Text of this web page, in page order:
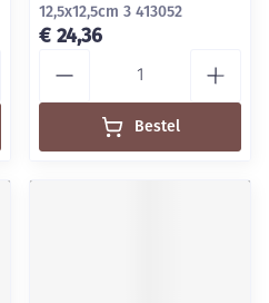
12,5x12,5cm 3 413052
€ 24,36
Bestel